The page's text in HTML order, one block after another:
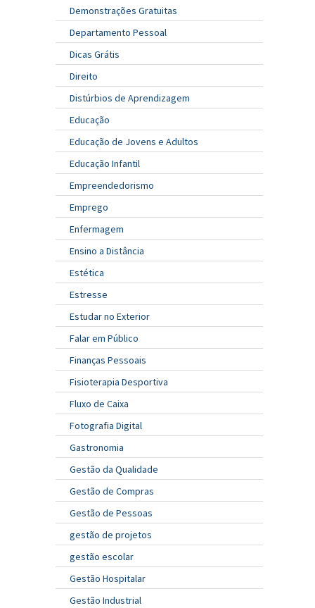
Demonstrações Gratuitas
Departamento Pessoal
Dicas Grátis
Direito
Distúrbios de Aprendizagem
Educação
Educação de Jovens e Adultos
Educação Infantil
Empreendedorismo
Emprego
Enfermagem
Ensino a Distância
Estética
Estresse
Estudar no Exterior
Falar em Público
Finanças Pessoais
Fisioterapia Desportiva
Fluxo de Caixa
Fotografia Digital
Gastronomia
Gestão da Qualidade
Gestão de Compras
Gestão de Pessoas
gestão de projetos
gestão escolar
Gestão Hospitalar
Gestão Industrial